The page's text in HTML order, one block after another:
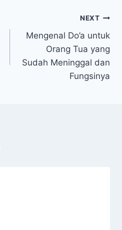
NEXT
Mengenal Do’a untuk
Orang Tua yang
Sudah Meninggal dan
Fungsinya